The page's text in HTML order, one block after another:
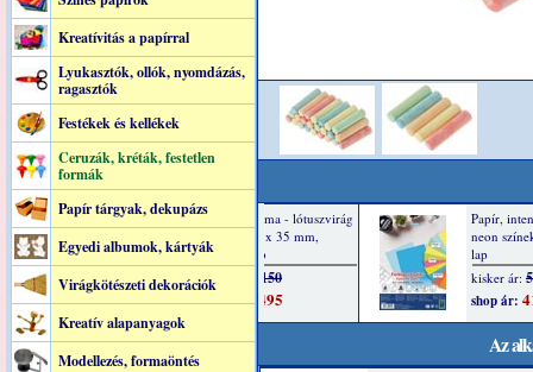
Kreatívitás a papírral
Lyukasztók, ollók, nyomdázás,
ragasztók
Festékek és kellékek
Ceruzák, kréták, festetlen
formák
Papír tárgyak, dekupázs
Egyedi albumok, kártyák
Virágkötészeti dekorációk
Kreatív alapanyagok
Modellezés, formaöntés
Az